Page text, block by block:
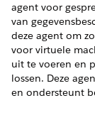
agent voor
van
deze agent om
voor virtuele
uit te voeren en
lossen. Deze
en ondersteunt